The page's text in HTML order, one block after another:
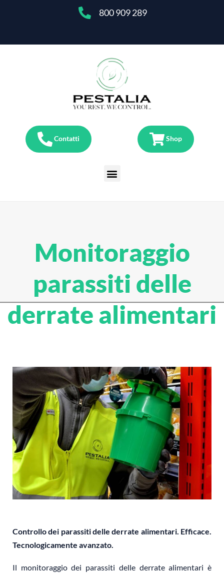
800 909 289
Contatti Shop
Monitoraggio
parassiti delle
derrate alimentari
Controllo dei parassiti delle derrate alimentari. Efficace.
Tecnologicamente avanzato.
Il monitoraggio dei parassiti delle derrate alimentari è